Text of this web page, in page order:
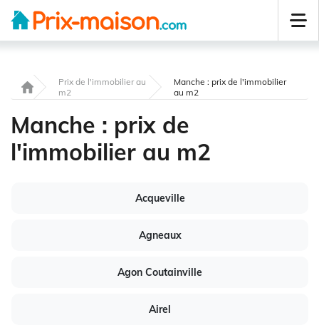
Prix de l'immobilier au
m2
Manche : prix de l'immobilier
au m2
Manche : prix de
l'immobilier au m2
Acqueville
Agneaux
Agon Coutainville
Airel